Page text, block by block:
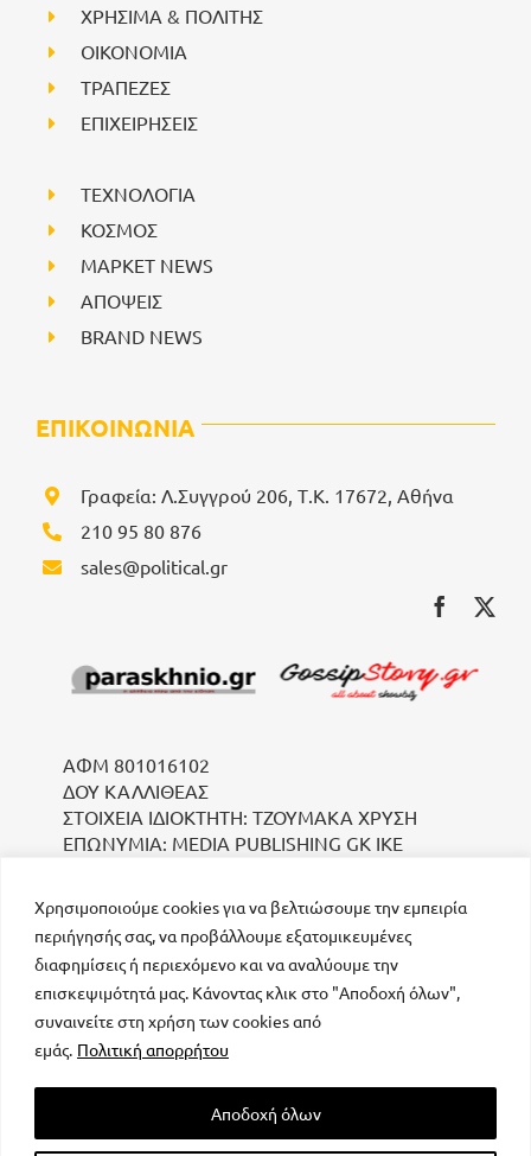
Χρησιμοποιούμε cookies για να βελτιώσουμε την εμπειρία
περιήγησής σας, να προβάλλουμε εξατομικευμένες
διαφημίσεις ή περιεχόμενο και να αναλύουμε την
επισκεψιμότητά μας. Κάνοντας κλικ στο "Αποδοχή όλων",
συναινείτε στη χρήση των cookies από
εμάς. Πολιτική απορρήτου
Αποδοχή όλων
ΧΡΗΣΙΜΑ & ΠΟΛΙΤΗΣ
ΟΙΚΟΝΟΜΙΑ
ΤΡΑΠΕΖΕΣ
ΕΠΙΧΕΙΡΗΣΕΙΣ
ΤΕΧΝΟΛΟΓΙΑ
ΚΟΣΜΟΣ
ΜΑΡΚΕΤ NEWS
ΑΠΟΨΕΙΣ
BRAND NEWS
ΕΠΙΚΟΙΝΩΝΙΑ
Γραφεία: Λ.Συγγρού 206, Τ.Κ. 17672, Αθήνα
210 95 80 876
sales@political.gr
ΑΦΜ 801016102
ΔΟΥ ΚΑΛΛΙΘΕΑΣ
ΣΤΟΙΧΕΙΑ ΙΔΙΟΚΤΗΤΗ: ΤΖΟΥΜΑΚΑ ΧΡΥΣΗ
ΕΠΩΝΥΜΙΑ: MEDIA PUBLISHING GK IKE
μοναδικός αριθμός Μ.Η.Τ. 232223